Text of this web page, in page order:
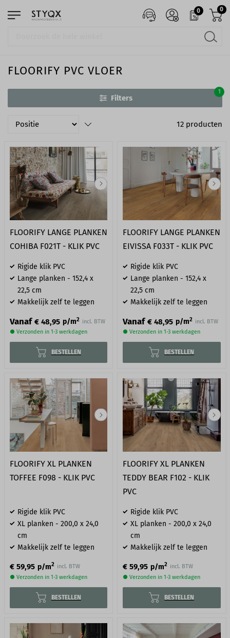
0 0
FLOORIFY PVC VLOER
Filters
1
12 producten
FLOORIFY LANGE PLANKEN
COHIBA F021T - KLIK PVC
Rigide klik PVC
Lange planken - 152,4 x
22,5 cm
Makkelijk zelf te leggen
Vanaf € 48,95 p/m2 incl. BTW
● Verzonden in 1-3 werkdagen
BESTELLEN
FLOORIFY LANGE PLANKEN
EIVISSA F033T - KLIK PVC
Rigide klik PVC
Lange planken - 152,4 x
22,5 cm
Makkelijk zelf te leggen
Vanaf € 48,95 p/m2 incl. BTW
● Verzonden in 1-3 werkdagen
BESTELLEN
FLOORIFY XL PLANKEN
TOFFEE F098 - KLIK PVC
Rigide klik PVC
XL planken - 200,0 x 24,0
cm
Makkelijk zelf te leggen
€ 59,95 p/m2 incl. BTW
● Verzonden in 1-3 werkdagen
BESTELLEN
FLOORIFY XL PLANKEN
TEDDY BEAR F102 - KLIK
PVC
Rigide klik PVC
XL planken - 200,0 x 24,0
cm
Makkelijk zelf te leggen
€ 59,95 p/m2 incl. BTW
● Verzonden in 1-3 werkdagen
BESTELLEN